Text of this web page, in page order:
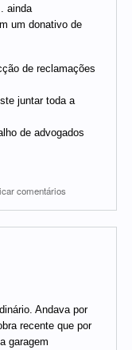
ainda
um donativo de
de reclamações
juntar toda a
de advogados
comentários
Andava por
recente que por
garagem